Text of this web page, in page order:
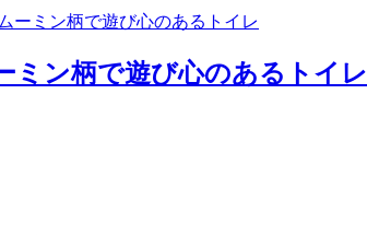
ミン柄で遊び心のあるトイレ